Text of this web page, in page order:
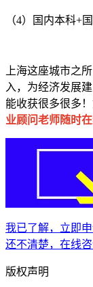
（4）国内本科+
上海这座城市之
入，为经济发展
能收获很多很多
业顾问老师随时在
我已了解，立即
还不清楚，在线
版权声明